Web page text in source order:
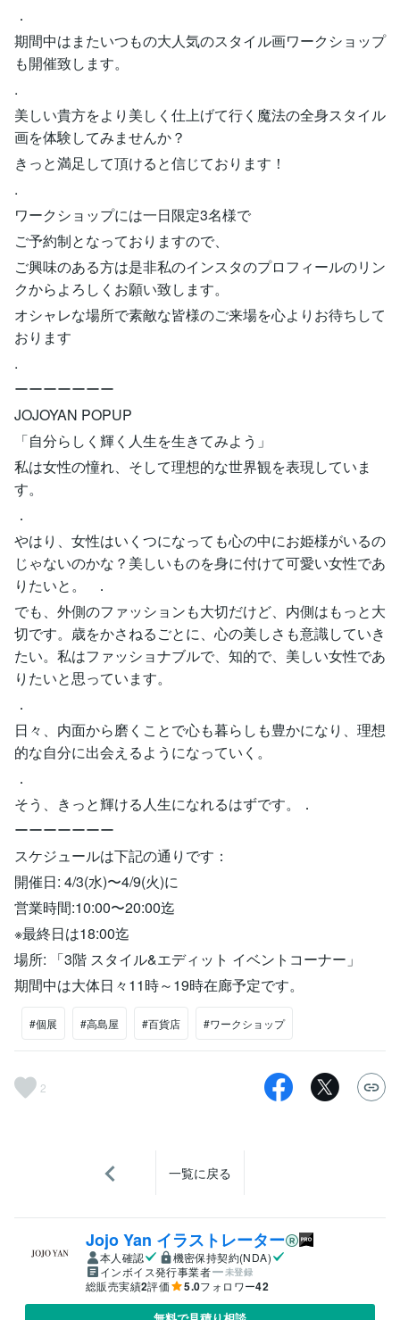
．
期間中はまたいつもの大人気のスタイル画ワークショップ
も開催致します。
.
美しい貴方をより美しく仕上げて行く魔法の全身スタイル
画を体験してみませんか？
きっと満足して頂けると信じております！
.
ワークショップには一日限定3名様で
ご予約制となっておりますので、
ご興味のある方は是非私のインスタのプロフィールのリン
クからよろしくお願い致します。
オシャレな場所で素敵な皆様のご来場を心よりお待ちして
おります
.
ーーーーーーー
JOJOYAN POPUP
「自分らしく輝く人生を生きてみよう」
私は女性の憧れ、そして理想的な世界観を表現していま
す。
．
やはり、女性はいくつになっても心の中にお姫様がいるの
じゃないのかな？美しいものを身に付けて可愛い女性であ
りたいと。 ．
でも、外側のファッションも大切だけど、内側はもっと大
切です。歳をかさねるごとに、心の美しさも意識していき
たい。私はファッショナブルで、知的で、美しい女性であ
りたいと思っています。
．
日々、内面から磨くことで心も暮らしも豊かになり、理想
的な自分に出会えるようになっていく。
．
そう、きっと輝ける人生になれるはずです。．
ーーーーーーー
スケジュールは下記の通りです：
開催日: 4/3(水)〜4/9(火)に
営業時間:10:00〜20:00迄
※最終日は18:00迄
場所: 「3階 スタイル&エディット イベントコーナー」
期間中は大体日々11時～19時在廊予定です。
#個展 #高島屋 #百貨店 #ワークショップ
2
一覧に戻る
Jojo Yan イラストレーター
本人確認
機密保持契約(NDA)
インボイス発行事業者
未登録
総販売実績2評価 5.0フォロワー42